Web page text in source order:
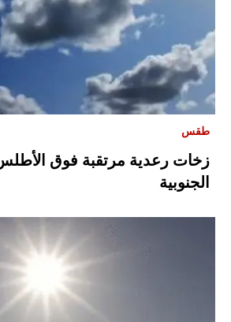
طقس
زخات رعدية مرتقبة فوق
الجنوبية